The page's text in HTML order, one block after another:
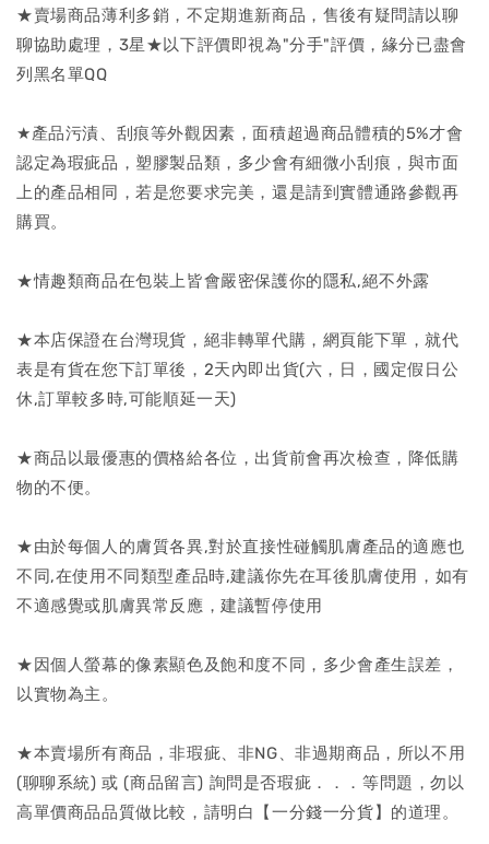
★賣場商品薄利多銷，不定期進新商品，售後有疑問請以聊
聊協助處理，3星★以下評價即視為"分手"評價，緣分已盡會
列黑名單QQ
★產品污漬、刮痕等外觀因素，面積超過商品體積的5%才會
認定為瑕疵品，塑膠製品類，多少會有細微小刮痕，與市面
上的產品相同，若是您要求完美，還是請到實體通路參觀再
購買。
★情趣類商品在包裝上皆會嚴密保護你的隱私,絕不外露
★本店保證在台灣現貨，絕非轉單代購，網頁能下單，就代
表是有貨在您下訂單後，2天內即出貨(六，日，國定假日公
休,訂單較多時,可能順延一天)
★商品以最優惠的價格給各位，出貨前會再次檢查，降低購
物的不便。
★由於每個人的膚質各異,對於直接性碰觸肌膚產品的適應也
不同,在使用不同類型產品時,建議你先在耳後肌膚使用，如有
不適感覺或肌膚異常反應，建議暫停使用
★因個人螢幕的像素顯色及飽和度不同，多少會產生誤差，
以實物為主。
★本賣場所有商品，非瑕疵、非NG、非過期商品，所以不用
(聊聊系統) 或 (商品留言) 詢問是否瑕疵．．．等問題，勿以
高單價商品品質做比較，請明白【一分錢一分貨】的道理。